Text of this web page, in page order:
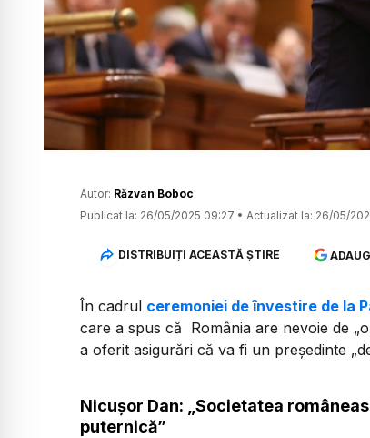
Autor: Răzvan Boboc
Publicat la: 26/05/2025 09:27 • Actualizat la: 26/05/
DISTRIBUIȚI ACEASTĂ ȘTIRE
În cadrul ceremoniei de învestire de la
care a spus că România are nevoie de
a oferit asigurări că va fi un președinte
Nicușor Dan: „Societatea
puternică”